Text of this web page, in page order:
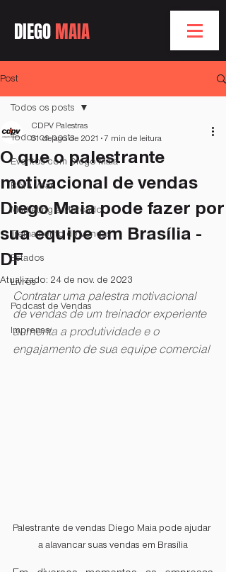
DIEGOMAIA
Post
Todos os posts
Eventos com Diego Maia
Bóra Voar
Marketing e Mercado
Treinamento de Vendas
Estados
Livros
Podcast de Vendas
Imprensa
Todos os posts
O que o palestrante
motivacional de vendas
Diego Maia pode fazer por
sua equipe em Brasília -
DF
CDPV Palestras
31 de ago. de 2021
7 min de leitura
Atualizado: 24 de nov. de 2023
Contratar uma palestra motivacional
de vendas de um treinador experiente
aumenta a produtividade e o
engajamento de sua equipe comercial
Palestrante de vendas Diego Maia pode ajudar
a alavancar suas vendas em Brasília